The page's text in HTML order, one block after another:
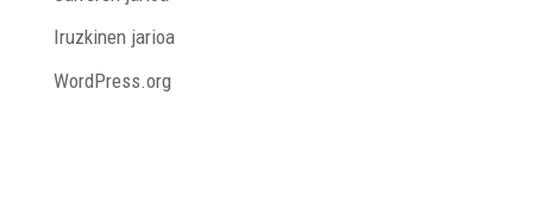
Iruzkinen jarioa
WordPress.org